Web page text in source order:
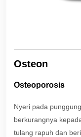
Osteon
Osteoporosis
Nyeri pada
berkurangnya
tulang rapuh dan